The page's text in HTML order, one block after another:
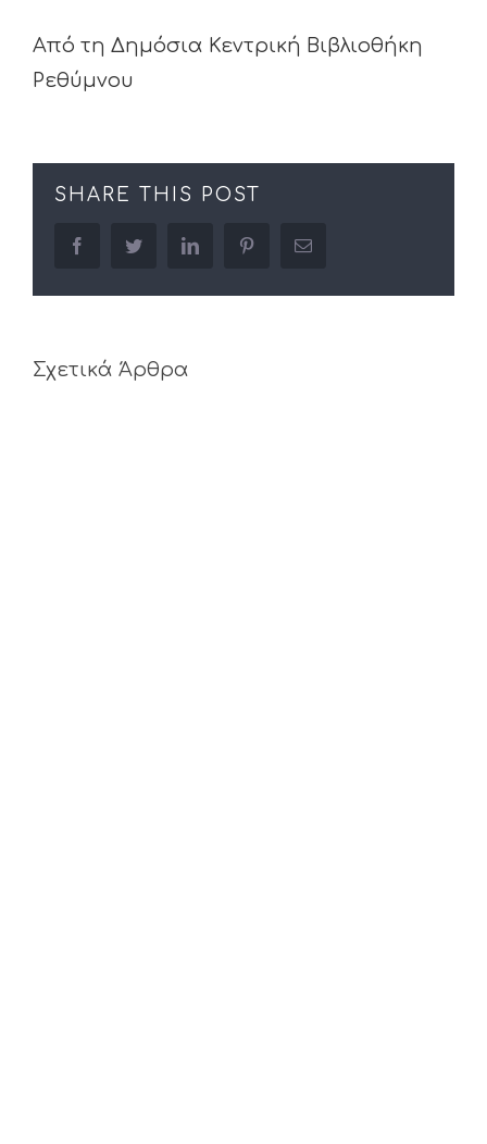
Από τη Δημόσια Κεντρική Βιβλιοθήκη
Ρεθύμνου
SHARE THIS POST
facebooktwitter linkedin pinterestEmail
Σχετικά Άρθρα